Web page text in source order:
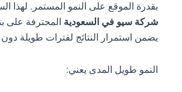
بقدرة الموقع على النمو المستمر. لهذا
شركة سيو في السعوديةالمحترفة على
يضمن استمرار النتائج لفترات طويلة دون
النمو طويل المدى يعني: